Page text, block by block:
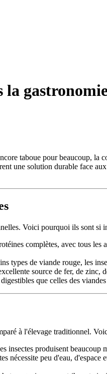
la
taboue pour beaucoup, la
une solution durable face
Voici pourquoi ils sont si
complètes, avec tous
types de viande rouge, les
source de fer, de zinc,
que celles des viandes
à l'élevage traditionnel.
insectes produisent beaucoup
nécessite peu d'eau,